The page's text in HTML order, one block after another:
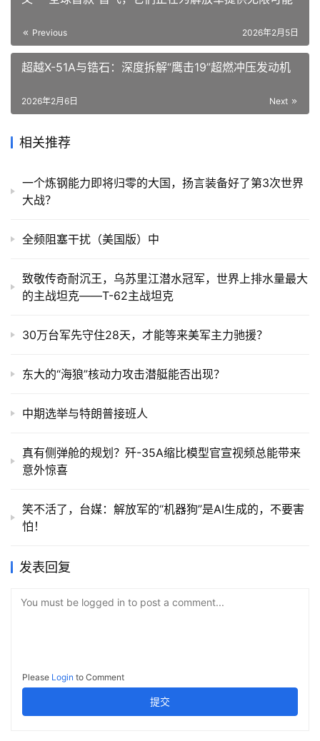
Previous 2026年2月5日
超越X-51A与锆石：深度拆解“鹰击19”超燃冲压发动机
Next
2026年2月6日
相关推荐
一个炼钢能力即将归零的大国，扬言装备好了第3次世界
大战？
全频阻塞干扰（美国版）中
致敬传奇耐沉王，乌苏里江潜水冠军，世界上排水量最大
的主战坦克——T-62主战坦克
30万台军先守住28天，才能等来美军主力驰援？
东大的“海狼”核动力攻击潜艇能否出现？
中期选举与特朗普接班人
真有侧弹舱的规划？歼-35A缩比模型官宣视频总能带来
意外惊喜
笑不活了，台媒：解放军的“机器狗”是AI生成的，不要害
怕！
发表回复
You must be logged in to post a comment...
Please Login to Comment
提交